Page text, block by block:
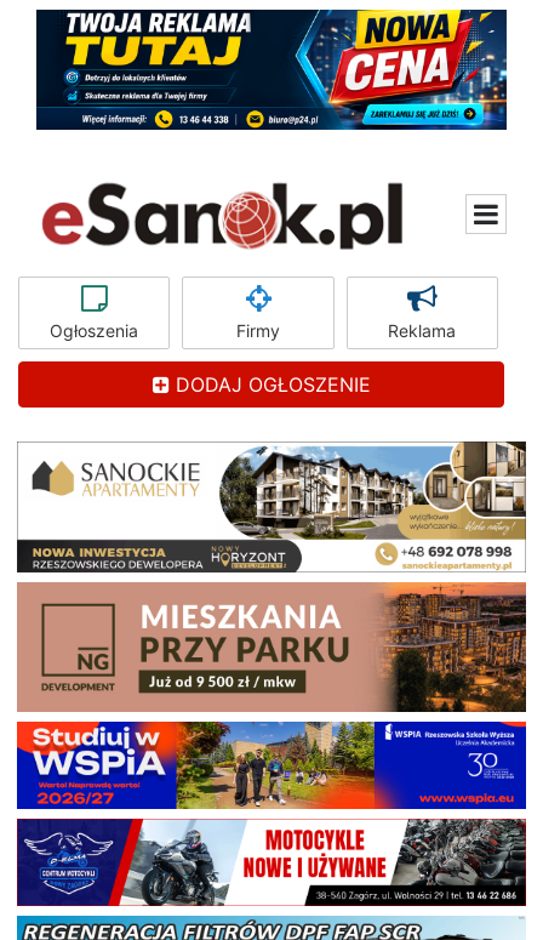
Ogłoszenia Firmy Reklama
DODAJ OGŁOSZENIE